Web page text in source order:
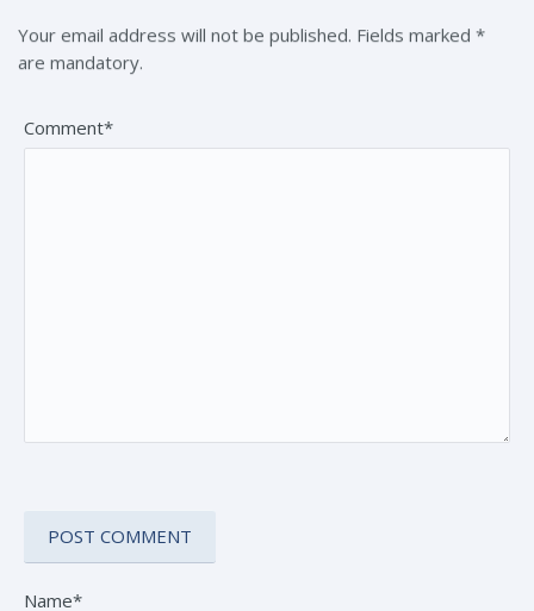
Your email address will not be published. Fields marked *
are mandatory.
Comment*
Name*